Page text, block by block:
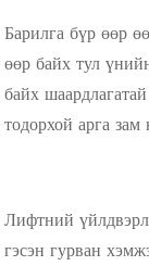
Барилга бүр өөр
өөр байх тул
байх
тодорхой арга
Лифтний
гэсэн гурван